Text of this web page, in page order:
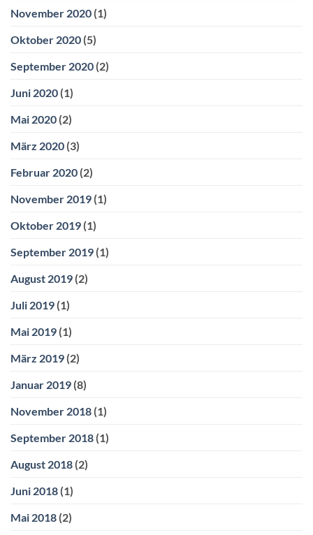
November 2020 (1)
Oktober 2020 (5)
September 2020 (2)
Juni 2020 (1)
Mai 2020 (2)
März 2020 (3)
Februar 2020 (2)
November 2019 (1)
Oktober 2019 (1)
September 2019 (1)
August 2019 (2)
Juli 2019 (1)
Mai 2019 (1)
März 2019 (2)
Januar 2019 (8)
November 2018 (1)
September 2018 (1)
August 2018 (2)
Juni 2018 (1)
Mai 2018 (2)